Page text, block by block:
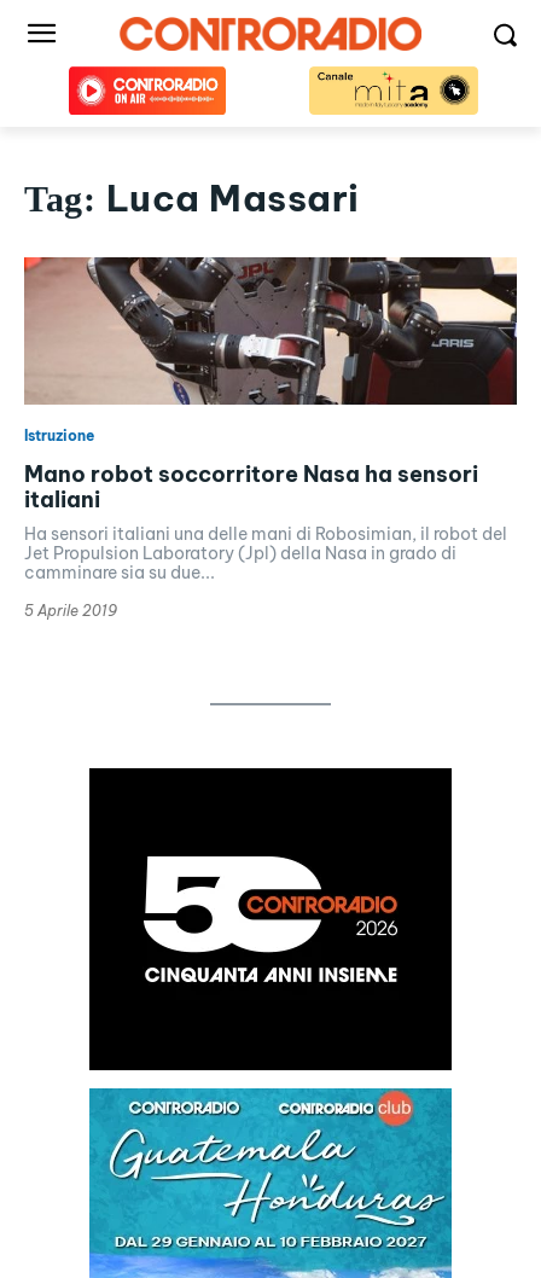
Tag: Luca Massari
Istruzione
Mano robot soccorritore Nasa ha sensori
italiani
Ha sensori italiani una delle mani di Robosimian, il robot del
Jet Propulsion Laboratory (Jpl) della Nasa in grado di
camminare sia su due...
5 Aprile 2019